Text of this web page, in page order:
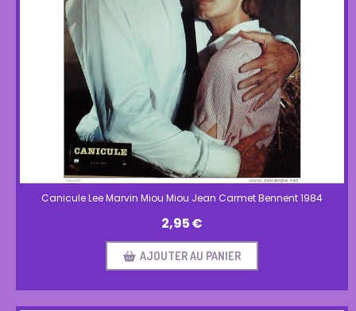
Canicule Lee Marvin Miou Miou Jean Carmet Bennent 1984
2,95€
AJOUTER AU PANIER